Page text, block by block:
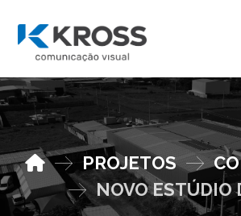
PROJETOS
NOVO ESTÚDIO